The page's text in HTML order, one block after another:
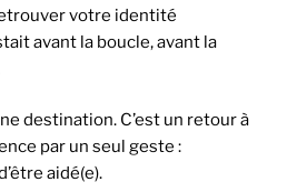
votre identité
avant la boucle, avant la
destination. C’est un retour à
par un seul geste :
aidé(e).